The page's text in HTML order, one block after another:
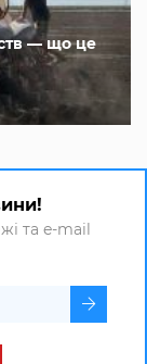
— що це
та e-mail